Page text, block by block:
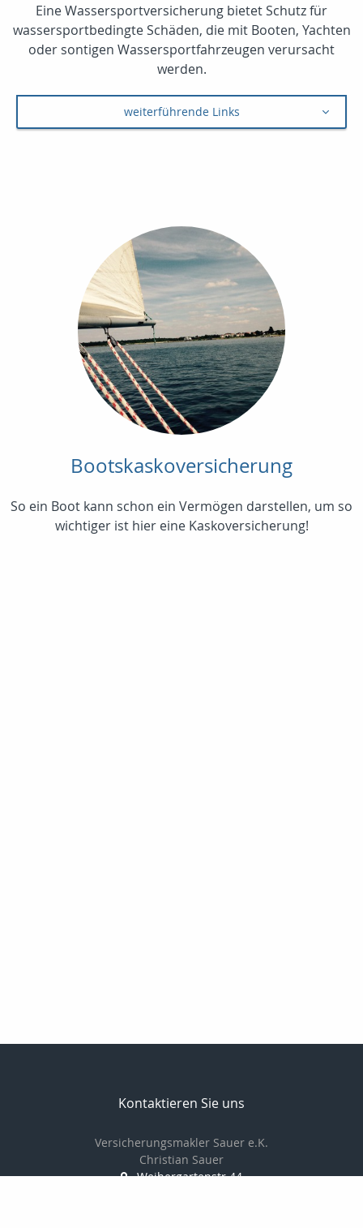
Eine Wassersportversicherung bietet Schutz für
wassersportbedingte Schäden, die mit Booten, Yachten
oder sontigen Wassersportfahrzeugen verursacht
werden.
weiterführende Links
Bootskaskoversicherung
So ein Boot kann schon ein Vermögen darstellen, um so
wichtiger ist hier eine Kaskoversicherung!
Kontaktieren Sie uns
Versicherungsmakler Sauer e.K.
Christian Sauer
Weihergartenstr.44